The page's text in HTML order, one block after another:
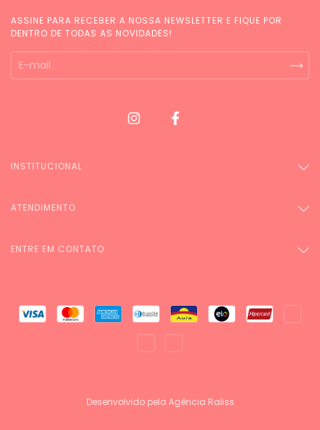
ASSINE PARA RECEBER A NOSSA NEWSLETTER E FIQUE POR
DENTRO DE TODAS AS NOVIDADES!
INSTITUCIONAL
ATENDIMENTO
ENTRE EM CONTATO
Desenvolvido pela Agência Raliss